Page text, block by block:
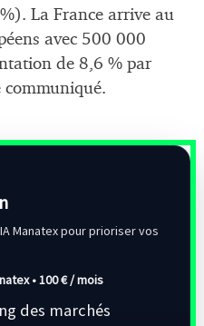
La France arrive au
avec 500 000
de 8,6 % par
communiqué.
Manatex pour prioriser vos
•100 € / mois
des marchés